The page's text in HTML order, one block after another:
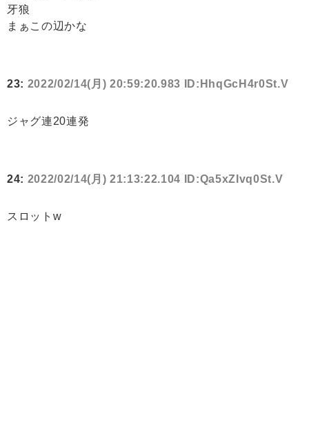
牙狼
まぁこの辺かな
23: 2022/02/14(月) 20:59:20.983 ID:HhqGcH4r0St.V
ジャグ連20連発
24: 2022/02/14(月) 21:13:22.104 ID:Qa5xZIvq0St.V
スロットw